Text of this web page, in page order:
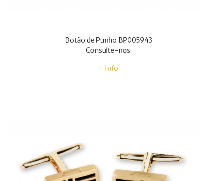
Botão de Punho BP005943
Consulte-nos.
+ Info